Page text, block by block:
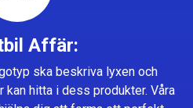
Affär:
ska beskriva lyxen och
hitta i dess produkter. Våra